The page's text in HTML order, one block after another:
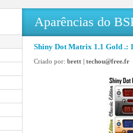
Aparências do
Shiny Dot Matrix 1.1 Gold .:
Criado por: brett | techou@free.fr